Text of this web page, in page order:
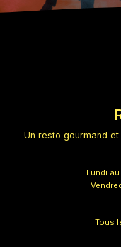
Un resto gourmand
Lundi
Tous